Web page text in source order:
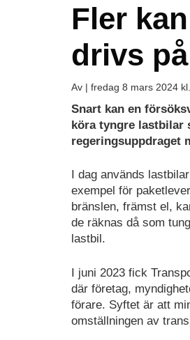
Fler
drivs
Av | fredag 8 mars 2024
Snart kan en
köra tyngre lastbilar
regeringsuppdraget
I dag används
exempel för
bränslen, främst el,
de räknas då som
lastbil.
I juni 2023 fick
där företag,
förare. Syftet är att
omställningen av